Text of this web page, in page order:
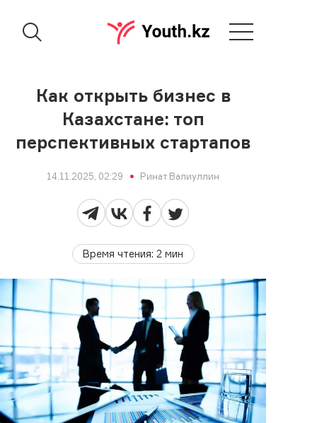
Как открыть бизнес в
Казахстане: топ
перспективных стартапов
14.11.2025, 02:29 Ринат Валиуллин
Время чтения:2 мин